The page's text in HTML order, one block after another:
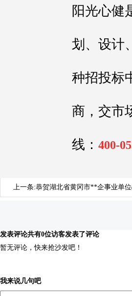
阳光心健
划、设计
种招投标
商，交市
线： 400-
上一条:恭贺湖北省黄冈市**企事业单
发表评论共有0位访客发表了评论
暂无评论，快来抢沙发吧！
我来说几句吧